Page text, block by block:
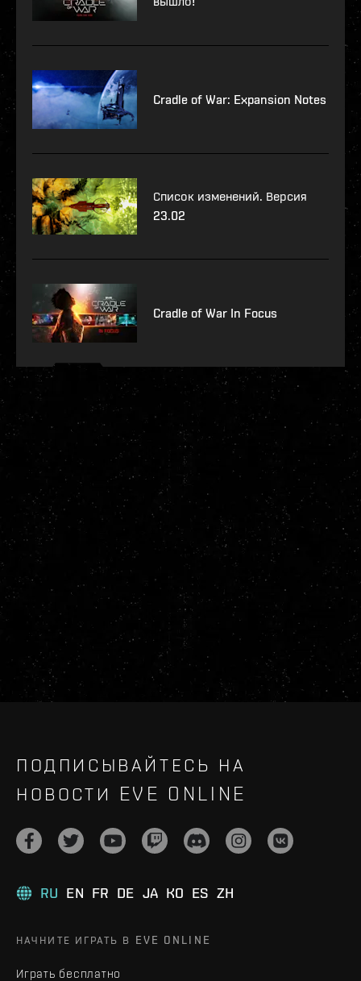
Cradle of War: Expansion Notes
Список изменений. Версия
23.02
Cradle of War In Focus
ПОДПИСЫВАЙТЕСЬ НА
НОВОСТИ EVE ONLINE
RU EN FR DE JA KO ES ZH
НАЧНИТЕ ИГРАТЬ В EVE ONLINE
Играть бесплатно